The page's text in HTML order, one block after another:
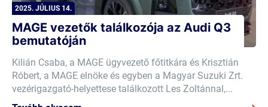
2025. JÚLIUS 14.
MAGE vezetők találkozója az Audi Q3
bemutatóján
Kilián Csaba, a MAGE ügyvezető főtitkára és Krisztián
Róbert, a MAGE elnöke és egyben a Magyar Suzuki Zrt.
vezérigazgató-helyettese találkozott Les Zoltánnal,...